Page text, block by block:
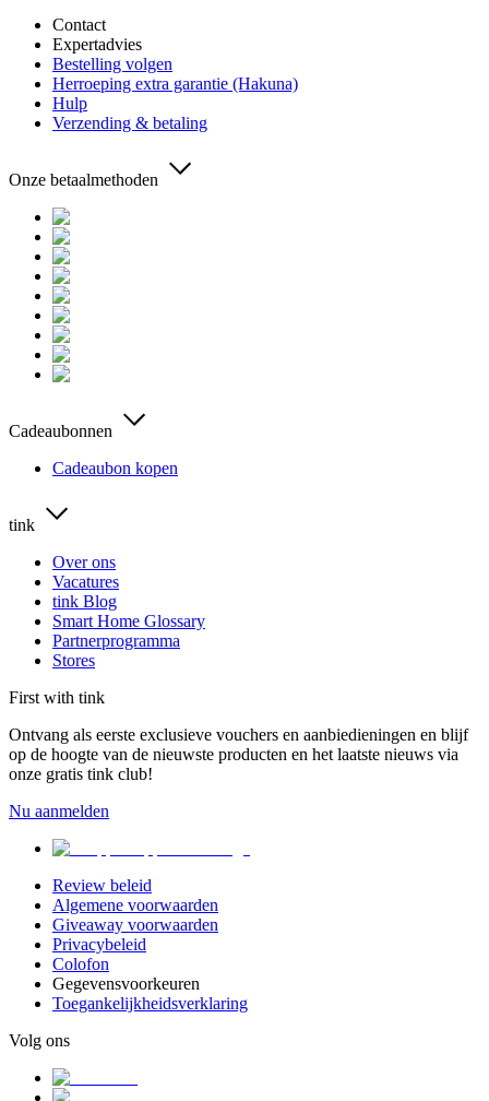
Contact
Expertadvies
Bestelling volgen
Herroeping extra garantie (Hakuna)
Hulp
Verzending & betaling
Onze betaalmethoden
Cadeaubonnen
Cadeaubon kopen
tink
Over ons
Vacatures
tink Blog
Smart Home Glossary
Partnerprogramma
Stores
First with tink
Ontvang als eerste exclusieve vouchers en aanbiedieningen en blijf
op de hoogte van de nieuwste producten en het laatste nieuws via
onze gratis tink club!
Nu aanmelden
Review beleid
Algemene voorwaarden
Giveaway voorwaarden
Privacybeleid
Colofon
Gegevensvoorkeuren
Toegankelijkheidsverklaring
Volg ons